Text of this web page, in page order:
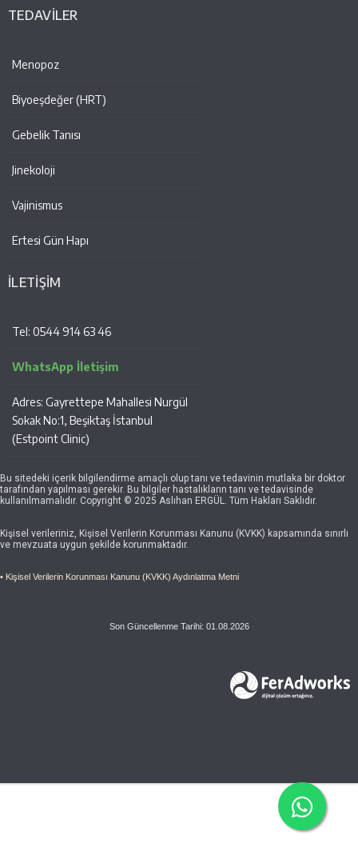
TEDAVİLER
Menopoz
Biyoeşdeğer (HRT)
Gebelik Tanısı
Jinekoloji
Vajinismus
Ertesi Gün Hapı
İLETİŞİM
Tel: 0544 914 63 46
WhatsApp İletişim
Adres: Gayrettepe Mahallesi Nurgül
Sokak No:1, Beşiktaş İstanbul
(Estpoint Clinic)
Bu sitedeki içerik bilgilendirme amaçlı olup tanı ve tedavinin mutlaka bir doktor
tarafından yapılması gerekir. Bu bilgiler hastalıkların tanı ve tedavisinde
kullanılmamalıdır. Copyright © 2025 Aslıhan ERGÜL. Tüm Hakları Saklıdır.
Kişisel verileriniz, Kişisel Verilerin Korunması Kanunu (KVKK) kapsamında sınırlı
ve mevzuata uygun şekilde korunmaktadır.
• Kişisel Verilerin Korunması Kanunu (KVKK) Aydınlatma Metni
Son Güncellenme Tarihi: 01.08.2026